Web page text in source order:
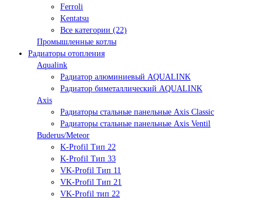
Ferroli
Kentatsu
Все категории (22)
Промышленные котлы
Радиаторы отопления
Aqualink
Радиатор алюминиевый AQUALINK
Радиатор биметаллический AQUALINK
Axis
Радиаторы стальные панельные Axis Classic
Радиаторы стальные панельные Axis Ventil
Buderus/Meteor
K-Profil Тип 22
K-Profil Тип 33
VK-Profil Тип 11
VK-Profil Тип 21
VK-Profil тип 22